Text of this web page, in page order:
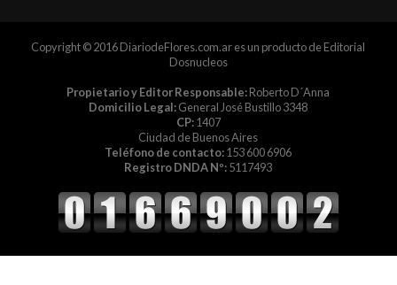
Copyright © 2016 DiariodeFlores.com.ar es un producto de Editorial
Dosnucleos
Propietario y Editor Responsable:Roberto D´Anna
Domicilio Legal:General José Bustillo 3348
CP:1407
Ciudad de Buenos Aires
Teléfono de contacto:153 600 6906
Registro DNDA Nº:5117493